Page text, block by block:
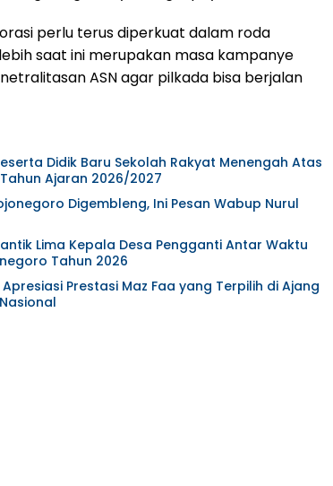
perlu terus diperkuat dalam roda
saat ini merupakan masa kampanye
ASN agar pilkada bisa berjalan
Didik Baru Sekolah Rakyat Menengah Atas
Ajaran 2026/2027
Digembleng, Ini Pesan Wabup Nurul
Lima Kepala Desa Pengganti Antar Waktu
Tahun 2026
Prestasi Maz Faa yang Terpilih di Ajang